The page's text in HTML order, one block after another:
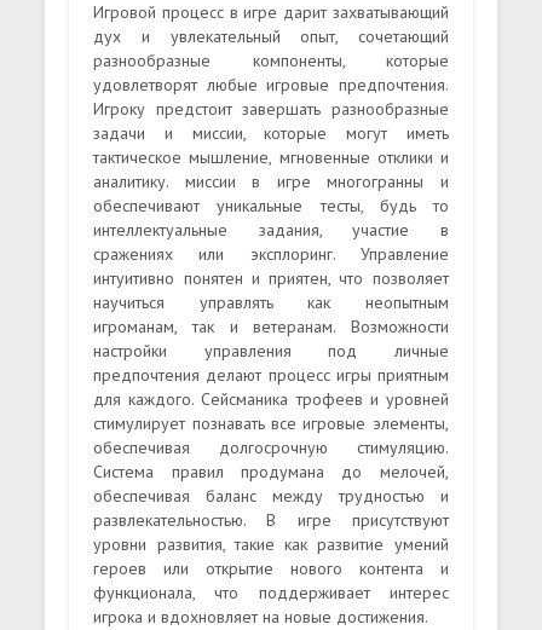
Игровой процесс в игре дарит захватывающий
дух и увлекательный опыт, сочетающий
разнообразные компоненты, которые
удовлетворят любые игровые предпочтения.
Игроку предстоит завершать разнообразные
задачи и миссии, которые могут иметь
тактическое мышление, мгновенные отклики и
аналитику. миссии в игре многогранны и
обеспечивают уникальные тесты, будь то
интеллектуальные задания, участие в
сражениях или эксплоринг. Управление
интуитивно понятен и приятен, что позволяет
научиться управлять как неопытным
игроманам, так и ветеранам. Возможности
настройки управления под личные
предпочтения делают процесс игры приятным
для каждого. Сейсманика трофеев и уровней
стимулирует познавать все игровые элементы,
обеспечивая долгосрочную стимуляцию.
Система правил продумана до мелочей,
обеспечивая баланс между трудностью и
развлекательностью. В игре присутствуют
уровни развития, такие как развитие умений
героев или открытие нового контента и
функционала, что поддерживает интерес
игрока и вдохновляет на новые достижения.